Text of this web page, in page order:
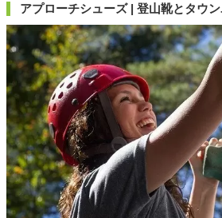
アプローチシューズ | 登山靴とタウ